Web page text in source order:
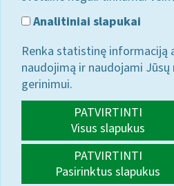
Analitiniai slapukai
Renka statistinę informaciją
naudojimą ir naudojami
gerinimui.
PATVIRTINTI
Visus slapukus
PATVIRTINTI
Pasirinktus slapukus